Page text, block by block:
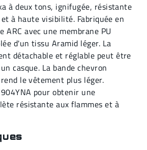
à deux tons, ignifugée, résistante
à haute visibilité. Fabriquée en
ARC avec une membrane PU
d'un tissu Aramid léger. La
détachable et réglable peut être
casque. La bande chevron
le vêtement plus léger.
pour obtenir une
résistante aux flammes et à